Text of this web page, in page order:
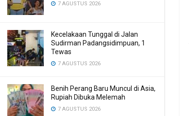
7 AGUSTUS 2026
Kecelakaan Tunggal di Jalan
Sudirman Padangsidimpuan, 1
Tewas
7 AGUSTUS 2026
Benih Perang Baru Muncul di Asia,
Rupiah Dibuka Melemah
7 AGUSTUS 2026